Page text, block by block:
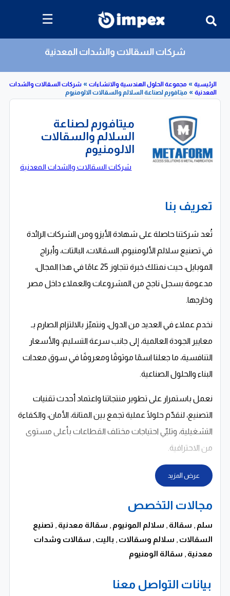
☰
شركات السقالات والشدات المعدنية
»
مجموعة الحلول الهندسية والانشاءات
»
شركات السقالات والشدات
»
ميتافورم لصناعة
السلالم والسقالات
الالومنيوم
تعريف بنا
تُعد شركتنا حاصلة على شهادة الأيزو ومن الشركات الرائدة
في تصنيع سلالم الألومنيوم، السقالات، البالتات، وأبراج
الموبايل، حيث نمتلك خبرة تتجاوز 25 عامًا في هذا المجال،
مدعومة بسجل ناجح من المشروعات والعملاء داخل مصر
وخارجها.
نخدم عملاء في العديد من الدول، ونتميّز بالالتزام الصارم بـ
معايير الجودة العالمية، إلى جانب سرعة التسليم، والأسعار
التنافسية، ما جعلنا اسمًا موثوقًا ومعروفًا في سوق معدات
البناء والحلول الصناعية.
نعمل باستمرار على تطوير منتجاتنا واعتماد أحدث تقنيات
التصنيع، لنقدّم حلولًا عملية تجمع بين المتانة، الأمان، والكفاءة
التشغيلية، وتلبّي احتياجات مختلف القطاعات بأعلى مستوى
من الاحترافية.
عرض المزيد
مجالات التخصص
سلم , سقالة , سلالم المونيوم , سقالة معدنية , تصنيع
السقالات , سلالم وسقالات , باليت , سقالات وشدات
معدنية , سقالة الومنيوم
بيانات التواصل معنا